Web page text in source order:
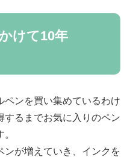
けて10年
ペンを買い集めているわけ
するまでお気に入りのペン
ンが増えていき、インクを